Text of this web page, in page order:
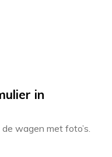
in
wagen met foto’s.